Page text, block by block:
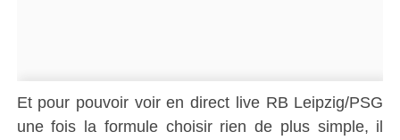
Et pour pouvoir voir en direct live RB Leipzig/PSG
une fois la formule choisir rien de plus simple, il